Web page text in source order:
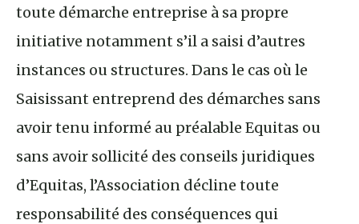
toute démarche entreprise à sa propre
initiative notamment s’il a saisi d’autres
instances ou structures. Dans le cas où le
Saisissant entreprend des démarches sans
avoir tenu informé au préalable Equitas ou
sans avoir sollicité des conseils juridiques
d’Equitas, l’Association décline toute
responsabilité des conséquences qui